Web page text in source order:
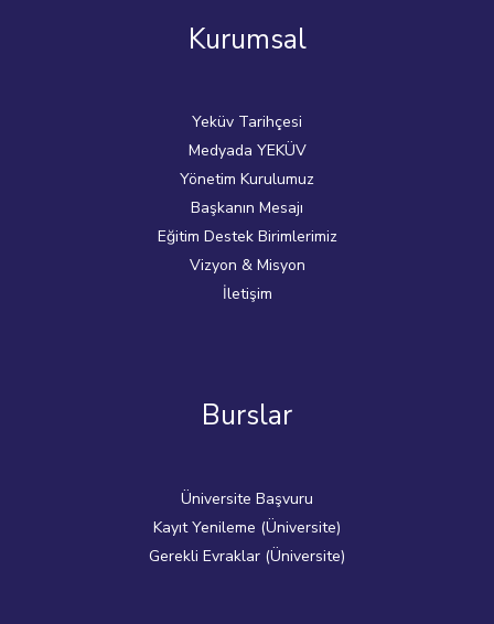
Kurumsal
Yeküv Tarihçesi
Medyada YEKÜV
Yönetim Kurulumuz
Başkanın Mesajı
Eğitim Destek Birimlerimiz
Vizyon & Misyon
İletişim
Burslar
Üniversite Başvuru
Kayıt Yenileme (Üniversite)
Gerekli Evraklar (Üniversite)